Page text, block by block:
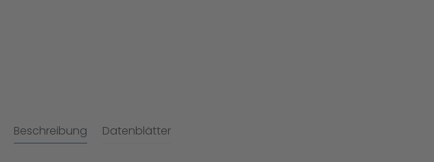
Beschreibung Datenblätter